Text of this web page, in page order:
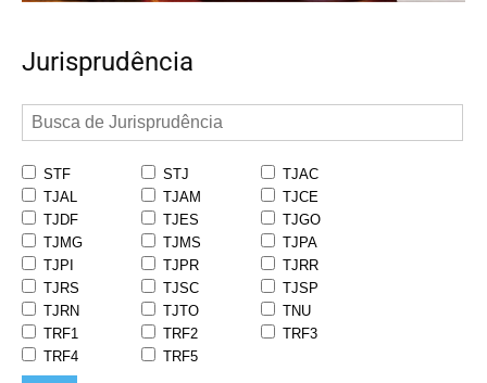
Jurisprudência
STF STJ
TJAC
TJAL
TJAM
TJCE
TJDF
TJES
TJGO
TJMG
TJMS
TJPA
TJPI
TJPR
TJRR
TJRS
TJSC
TJSP
TJRN
TJTO
TNU
TRF1
TRF2
TRF3
TRF4
TRF5